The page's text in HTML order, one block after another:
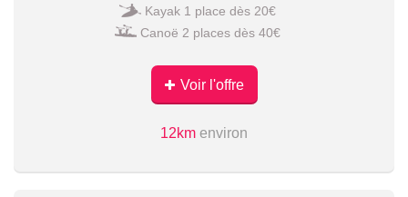
Kayak 1 place dès 20€
Canoë 2 places dès 40€
Voir l'offre
12km environ